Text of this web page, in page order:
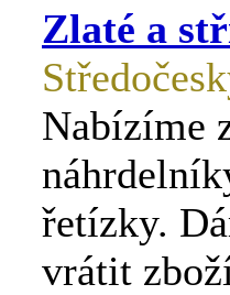
Zlaté a
Nabízíme
řetízky.
vrátit